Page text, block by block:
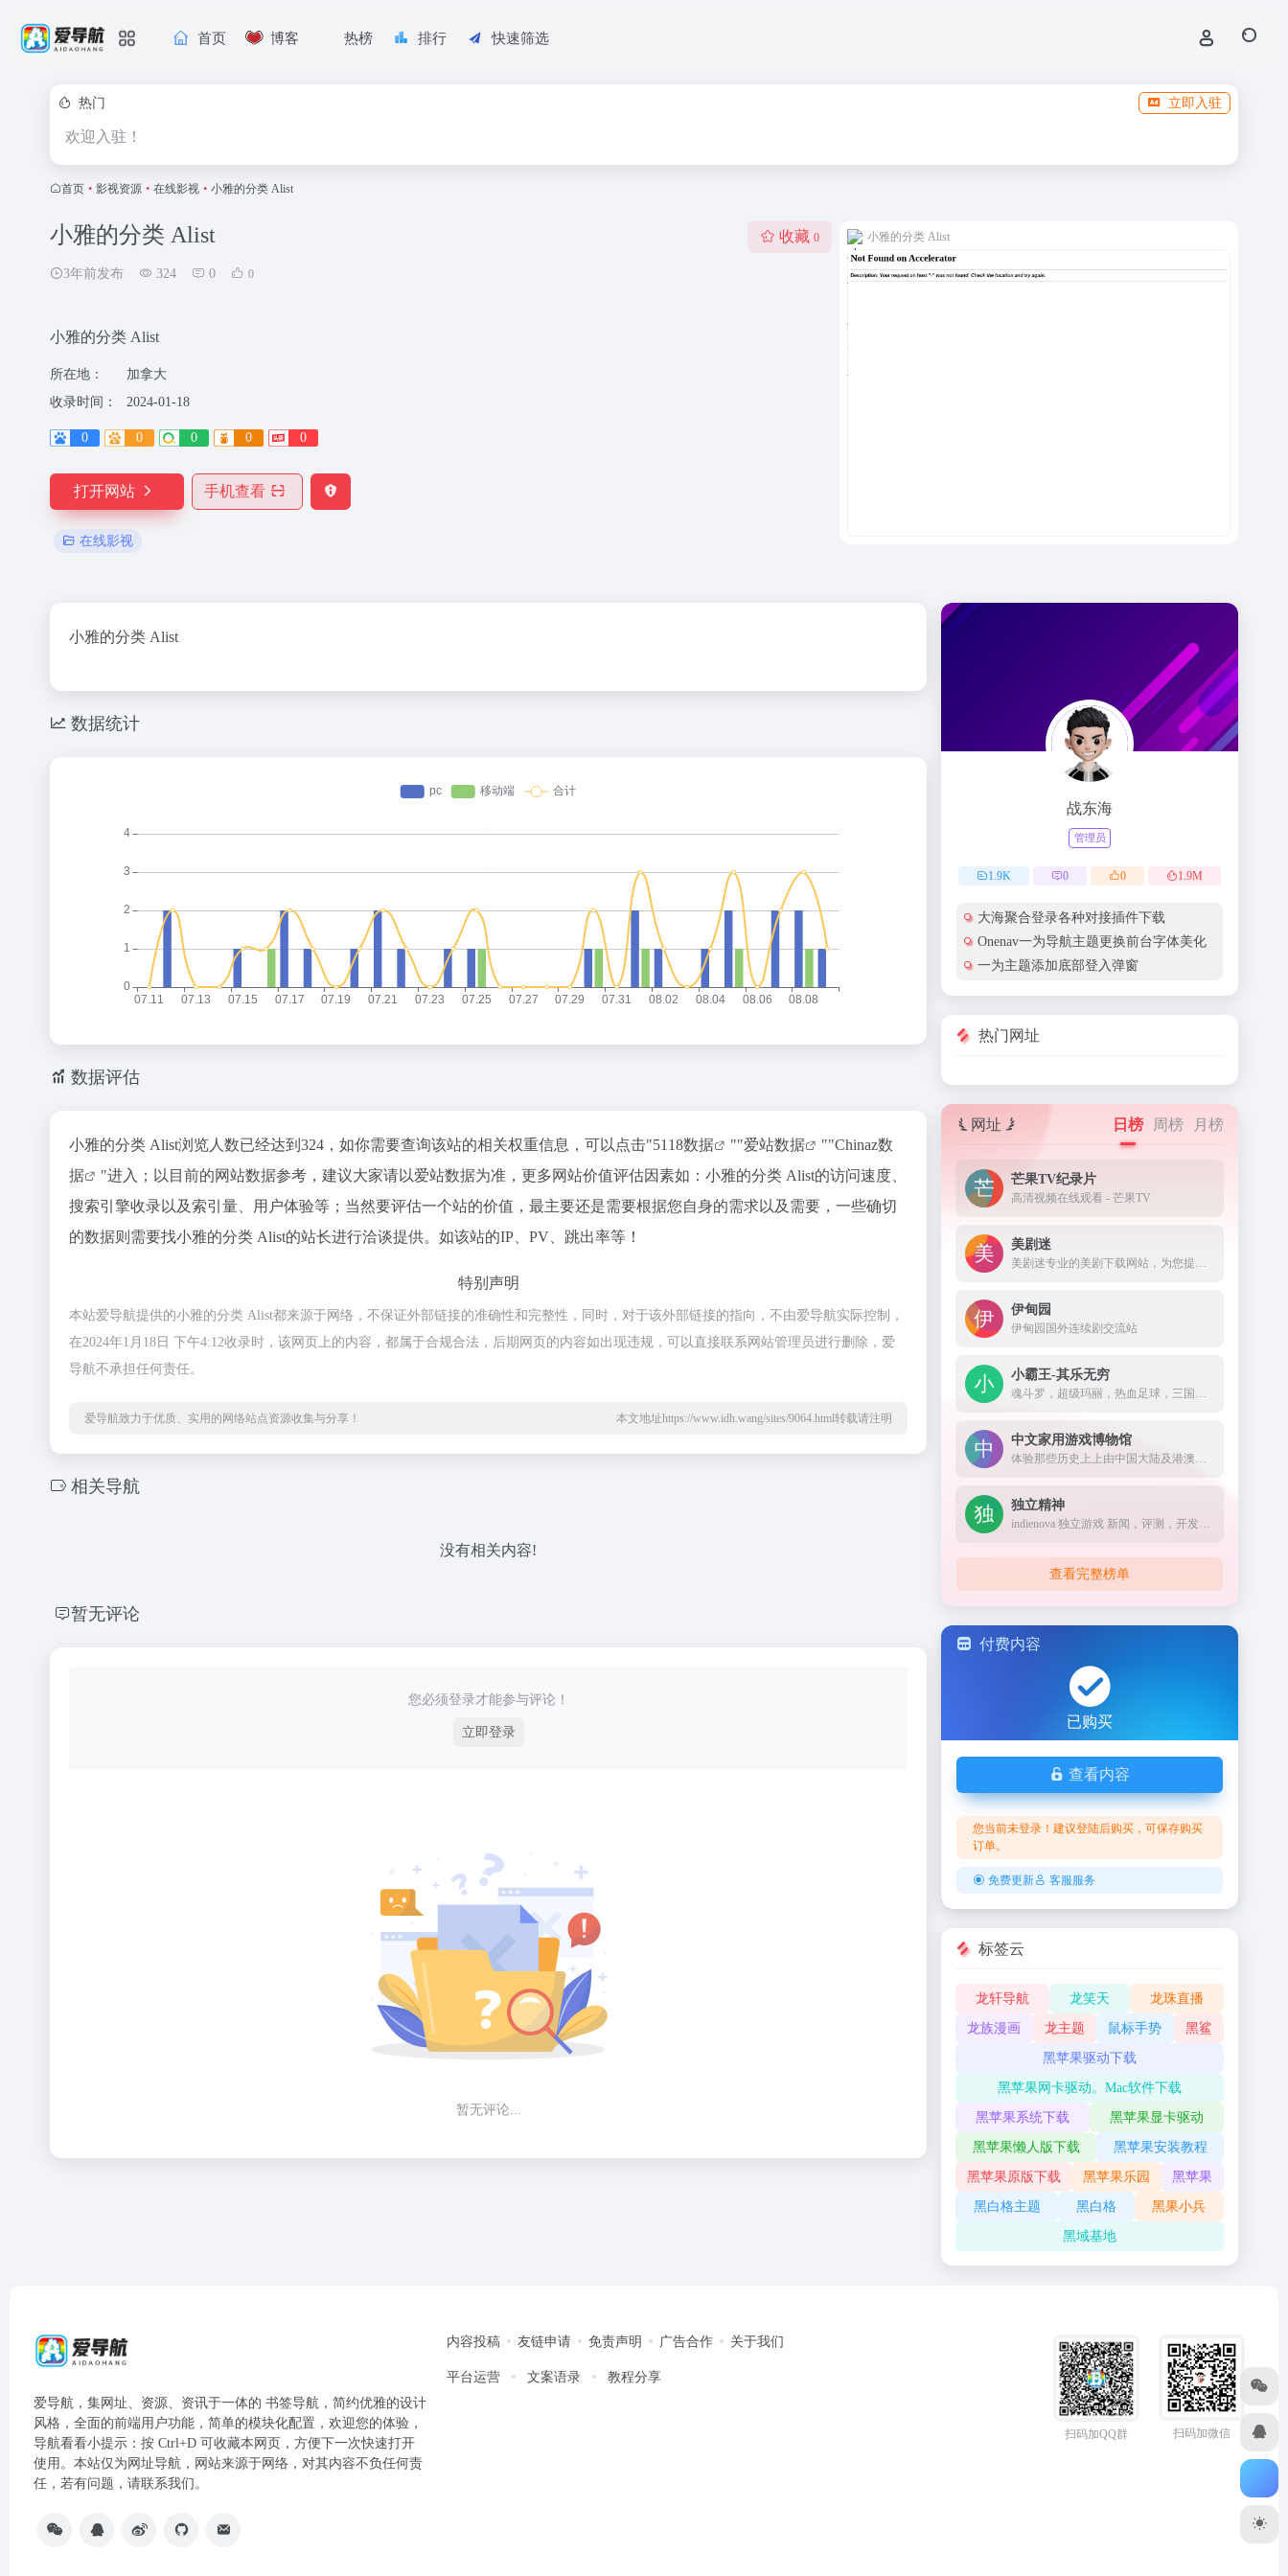
首页 博客 热榜 排行 快速筛选
热门 立即入驻
欢迎入驻！
首页 • 影视资源 • 在线影视 • 小雅的分类 Alist
小雅的分类 Alist
3年前发布 324 0 0
收藏 0
小雅的分类 Alist
所在地：
加拿大
收录时间：
2024-01-18
0 0 0 0 0
打开网站 手机查看
在线影视
小雅的分类 Alist
小雅的分类 Alist
数据统计
数据评估
小雅的分类 Alist浏览人数已经达到324，如你需要查询该站的相关权重信息，可以点击"5118数据 ""爱站数据 ""Chinaz数
据
"进入；以目前的网站数据参考，建议大家请以爱站数据为准，更多网站价值评估因素如：小雅的分类 Alist的访问速度、
搜索引擎收录以及索引量、用户体验等；当然要评估一个站的价值，最主要还是需要根据您自身的需求以及需要，一些确切
的数据则需要找小雅的分类 Alist的站长进行洽谈提供。如该站的IP、PV、跳出率等！
特别声明
本站爱导航提供的小雅的分类 Alist都来源于网络，不保证外部链接的准确性和完整性，同时，对于该外部链接的指向，不由爱导航实际控制，
在2024年1月18日 下午4:12收录时，该网页上的内容，都属于合规合法，后期网页的内容如出现违规，可以直接联系网站管理员进行删除，爱
导航不承担任何责任。
爱导航致力于优质、实用的网络站点资源收集与分享！ 本文地址https://www.idh.wang/sites/9064.html转载请注明
相关导航
没有相关内容!
暂无评论
您必须登录才能参与评论！
立即登录
暂无评论...
战东海
管理员
1.9K 0 0 1.9M
大海聚合登录各种对接插件下载
Onenav一为导航主题更换前台字体美化
一为主题添加底部登入弹窗
热门网址
网址 日榜 周榜 月榜
芒果TV纪录片
高清视频在线观看 - 芒果TV
美剧迷
美剧迷专业的美剧下载网站，为您提供最新最全的高清美剧片源下载，各类精彩美剧第一时间更新,热门美剧排行榜，经典最好看美剧推荐。
伊甸园
伊甸园国外连续剧交流站
小霸王-其乐无穷
魂斗罗，超级玛丽，热血足球，三国志，合金弹头，拳皇。这些小时候的回忆，黑白电视机前玩着小霸王游戏机的那种感觉令人怀念，希望大家可以找回童年的快乐
中文家用游戏博物馆
体验那些历史上上由中国大陆及港澳台开发者开发的，以家用游戏机和掌上游戏机为平台的电子游戏。
独立精神
indienova 独立游戏 新闻，评测，开发教学, 烽火连城
查看完整榜单
付费内容
已购买
查看内容
您当前未登录！建议登陆后购买，可保存购买
订单。
免费更新 客服服务
标签云
龙轩导航 龙笑天 龙珠直播
龙族漫画 龙主题 鼠标手势 黑鲨
黑苹果驱动下载
黑苹果网卡驱动。Mac软件下载
黑苹果系统下载 黑苹果显卡驱动
黑苹果懒人版下载 黑苹果安装教程
黑苹果原版下载 黑苹果乐园 黑苹果
黑白格主题 黑白格 黑果小兵
黑域基地
爱导航，集网址、资源、资讯于一体的 书签导航，简约优雅的设计
风格，全面的前端用户功能，简单的模块化配置，欢迎您的体验，
导航看看小提示：按 Ctrl+D 可收藏本网页，方便下一次快速打开
使用。本站仅为网址导航，网站来源于网络，对其内容不负任何责
任，若有问题，请联系我们。
内容投稿 友链申请 免责声明 广告合作 关于我们
平台运营 文案语录 教程分享
扫码加QQ群 扫码加微信